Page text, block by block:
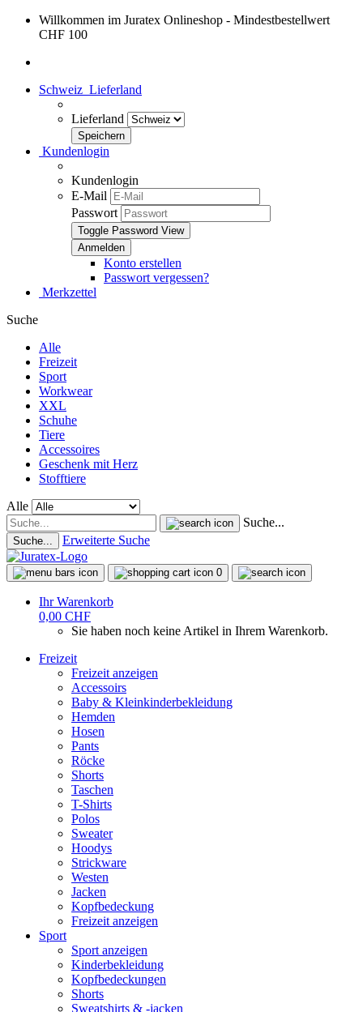
Willkommen im Juratex Onlineshop - Mindestbestellwert
CHF 100
Schweiz Lieferland
Lieferland
Kundenlogin
Kundenlogin
E-Mail
Passwort
Toggle Password View
Konto erstellen
Passwort vergessen?
Merkzettel
Suche
Alle
Freizeit
Sport
Workwear
XXL
Schuhe
Tiere
Accessoires
Geschenk mit Herz
Stofftiere
Alle
Suche...
Suche... Erweiterte Suche
0
Ihr Warenkorb
0,00 CHF
Sie haben noch keine Artikel in Ihrem Warenkorb.
Freizeit
Freizeit anzeigen
Accessoirs
Baby & Kleinkinderbekleidung
Hemden
Hosen
Pants
Röcke
Shorts
Taschen
T-Shirts
Polos
Sweater
Hoodys
Strickware
Westen
Jacken
Kopfbedeckung
Freizeit anzeigen
Sport
Sport anzeigen
Kinderbekleidung
Kopfbedeckungen
Shorts
Sweatshirts & -jacken